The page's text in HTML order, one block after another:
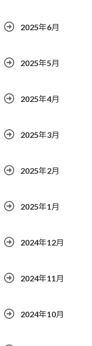
2025年6月
2025年5月
2025年4月
2025年3月
2025年2月
2025年1月
2024年12月
2024年11月
2024年10月